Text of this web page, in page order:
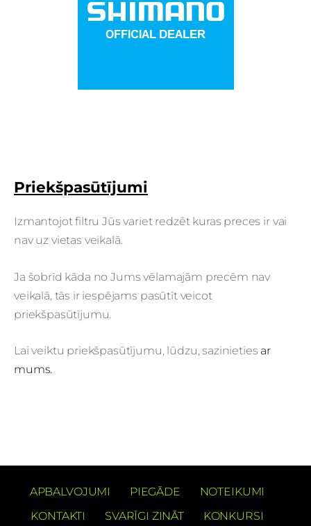
Priekšpasūtījumi
Izmantojot filtru Jūs variet redzēt kuras preces ir vai
nav uz vietas veikalā.
Ja šobrīd kāda no Jums vēlamajām precēm nav
veikalā, tās ir iespējams pasūtīt veicot
priekšpasūtījumu.
Lai veiktu priekšpasūtījumu, lūdzu, sazinieties ar
mums.
APBALVOJUMI PIEGĀDE
NOTEIKUMI
KONTAKTI
SVARĪGI ZINĀT KONKURSI